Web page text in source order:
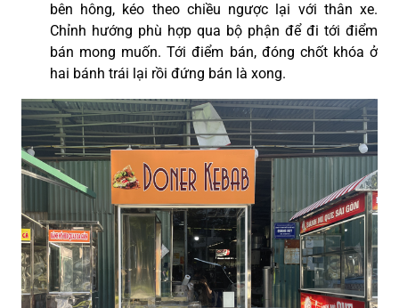
bên hông, kéo theo chiều ngược lại với thân xe.
Chỉnh hướng phù hợp qua bộ phận để đi tới điểm
bán mong muốn. Tới điểm bán, đóng chốt khóa ở
hai bánh trái lại rồi đứng bán là xong.